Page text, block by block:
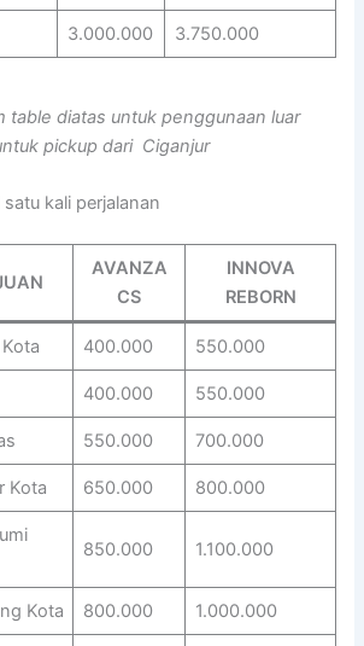
3.000.000 3.750.000
table diatas untuk penggunaan luar
pickup dari Ciganjur
kali perjalanan
AVANZA
CS
INNOVA
REBORN
400.000 550.000
400.000 550.000
550.000 700.000
Kota 650.000 800.000
850.000 1.100.000
Kota 800.000 1.000.000